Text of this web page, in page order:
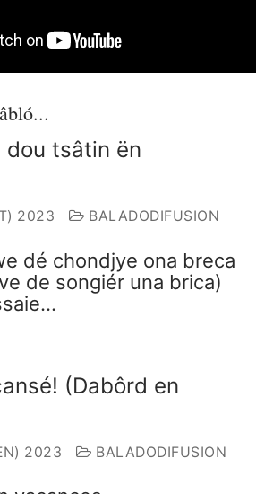
dou tsâtin ën
2023 BALADODIFUSION
dé chondjye ona breca
de songiér una brica)
(Dabôrd en
2023 BALADODIFUSION